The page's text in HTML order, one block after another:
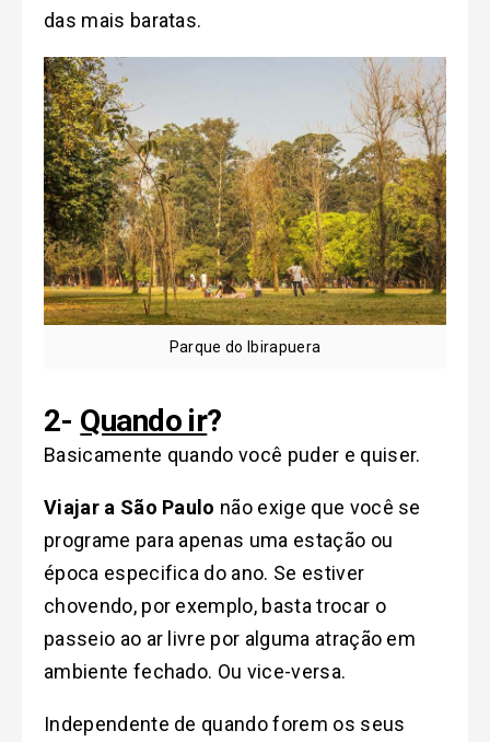
das mais baratas.
Parque do Ibirapuera
2- Quando ir?
Basicamente quando você puder e quiser.
Viajar a São Paulo não exige que você se
programe para apenas uma estação ou
época especifica do ano. Se estiver
chovendo, por exemplo, basta trocar o
passeio ao ar livre por alguma atração em
ambiente fechado. Ou vice-versa.
Independente de quando forem os seus